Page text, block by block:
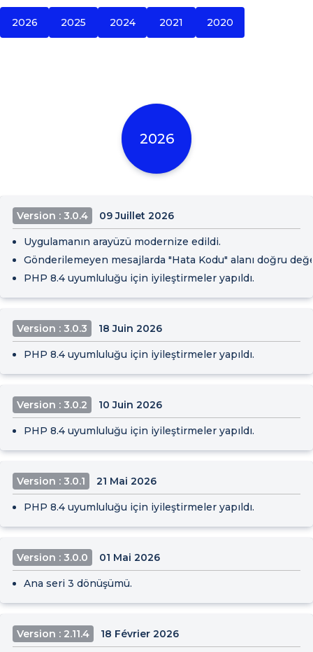
2026 2025 2024 2021 2020
2026
Version : 3.0.4 09 Juillet 2026
Uygulamanın arayüzü modernize edildi.
Gönderilemeyen mesajlarda "Hata Kodu" alanı doğru
PHP 8.4 uyumluluğu için iyileştirmeler yapıldı.
Version : 3.0.3 18 Juin 2026
PHP 8.4 uyumluluğu için iyileştirmeler yapıldı.
Version : 3.0.2 10 Juin 2026
PHP 8.4 uyumluluğu için iyileştirmeler yapıldı.
Version : 3.0.1 21 Mai 2026
PHP 8.4 uyumluluğu için iyileştirmeler yapıldı.
Version : 3.0.0 01 Mai 2026
Ana seri 3 dönüşümü.
Version : 2.11.4 18 Février 2026